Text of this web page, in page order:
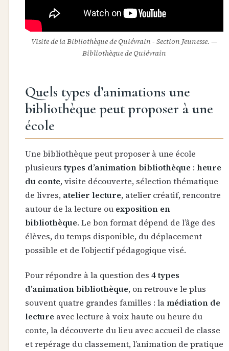
Visite de la Bibliothèque de Quiévrain - Section Jeunesse. —
Bibliothèque de Quiévrain
Quels types d’animations une
bibliothèque peut proposer à une
école
Une bibliothèque peut proposer à une école
plusieurstypes d’animation bibliothèque : heure
du conte, visite découverte, sélection thématique
de livres, atelier lecture, atelier créatif, rencontre
autour de la lecture ou exposition en
bibliothèque. Le bon format dépend de l’âge des
élèves, du temps disponible, du déplacement
possible et de l’objectif pédagogique visé.
Pour répondre à la question des 4 types
d’animation bibliothèque, on retrouve le plus
souvent quatre grandes familles : la médiation de
lecture avec lecture à voix haute ou heure du
conte, la découverte du lieu avec accueil de classe
et repérage du classement, l’animation de pratique